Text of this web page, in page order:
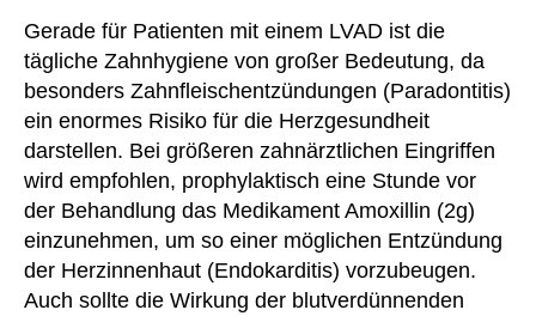
Gerade für Patienten mit einem LVAD ist die
tägliche Zahnhygiene von großer Bedeutung, da
besonders Zahnfleischentzündungen (Paradontitis)
ein enormes Risiko für die Herzgesundheit
darstellen. Bei größeren zahnärztlichen Eingriffen
wird empfohlen, prophylaktisch eine Stunde vor
der Behandlung das Medikament Amoxillin (2g)
einzunehmen, um so einer möglichen Entzündung
der Herzinnenhaut (Endokarditis) vorzubeugen.
Auch sollte die Wirkung der blutverdünnenden
u
c
h
S
c
h
w
b
e
hi